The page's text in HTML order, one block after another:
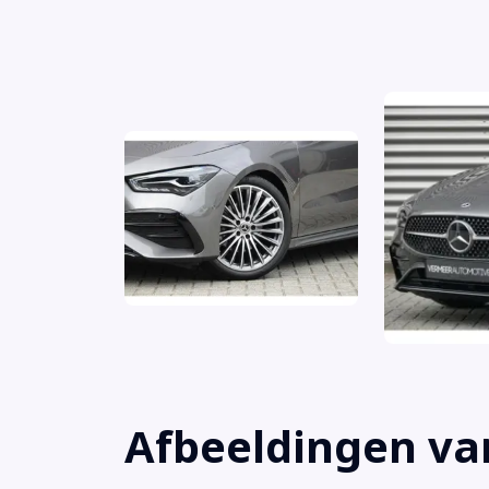
Airbag(s) side voor
Airbag bestuurder
Airbag passagier
Airco automatisch
Alarm klasse 1(startblokkering)
Afbeeldingen